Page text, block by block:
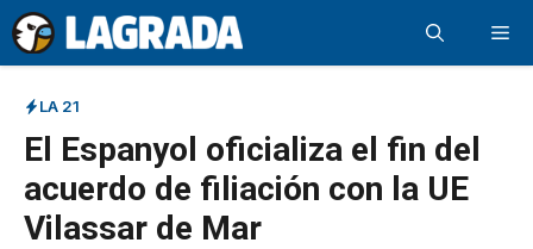
Saltar
al
contenido
LA 21
El Espanyol oficializa el fin del
acuerdo de filiación con la UE
Vilassar de Mar